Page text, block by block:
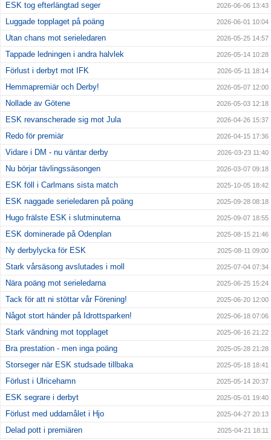
ESK tog efterlängtad seger 2026-06-06 13:43
Luggade topplaget på poäng 2026-06-01 10:04
Utan chans mot serieledaren 2026-05-25 14:57
Tappade ledningen i andra halvlek 2026-05-14 10:28
Förlust i derbyt mot IFK 2026-05-11 18:14
Hemmapremiär och Derby! 2026-05-07 12:00
Nollade av Götene 2026-05-03 12:18
ESK revanscherade sig mot Jula 2026-04-26 15:37
Redo för premiär 2026-04-15 17:36
Vidare i DM - nu väntar derby 2026-03-23 11:40
Nu börjar tävlingssäsongen 2026-03-07 09:18
ESK föll i Carlmans sista match 2025-10-05 18:42
ESK naggade serieledaren på poäng 2025-09-28 08:18
Hugo frälste ESK i slutminuterna 2025-09-07 18:55
ESK dominerade på Odenplan 2025-08-15 21:46
Ny derbylycka för ESK 2025-08-11 09:00
Stark vårsäsong avslutades i moll 2025-07-04 07:34
Nära poäng mot serieledarna 2025-06-25 15:24
Tack för att ni stöttar vår Förening! 2025-06-20 12:00
Något stort händer på Idrottsparken! 2025-06-18 07:06
Stark vändning mot topplaget 2025-06-16 21:22
Bra prestation - men inga poäng 2025-05-28 21:28
Storseger när ESK studsade tillbaka 2025-05-18 18:41
Förlust i Ulricehamn 2025-05-14 20:37
ESK segrare i derbyt 2025-05-01 19:40
Förlust med uddamålet i Hjo 2025-04-27 20:13
Delad pott i premiären 2025-04-21 18:11